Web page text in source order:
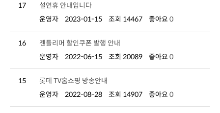
17
설연휴 안내입니다
운영자
2023-01-15 조회 14467 좋아요 0
16
젠틀리머 할인쿠폰 발행 안내
운영자
2022-06-15 조회 20089 좋아요 0
15
롯데 TV홈쇼핑 방송안내
운영자
2022-08-28 조회 14907 좋아요 0